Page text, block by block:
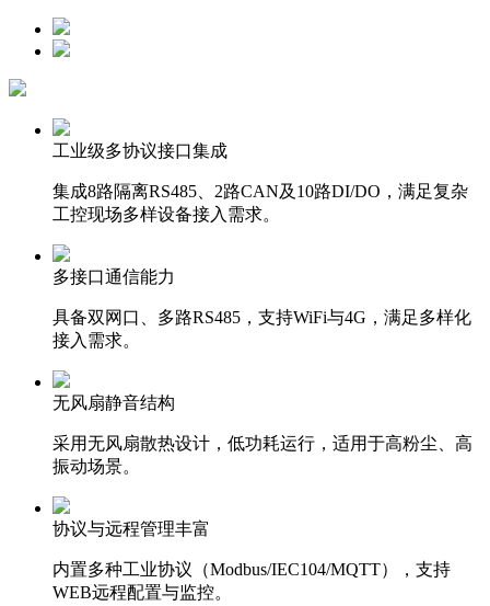
工业级多协议接口集成
集成8路隔离RS485、2路CAN及10路DI/DO，满足复杂
工控现场多样设备接入需求。
多接口通信能力
具备双网口、多路RS485，支持WiFi与4G，满足多样化
接入需求。
无风扇静音结构
采用无风扇散热设计，低功耗运行，适用于高粉尘、高
振动场景。
协议与远程管理丰富
内置多种工业协议（Modbus/IEC104/MQTT），支持
WEB远程配置与监控。